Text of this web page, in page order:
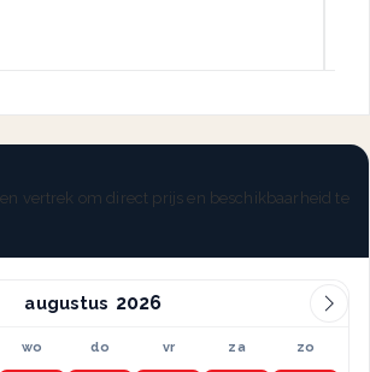
vertrek om direct prijs en beschikbaarheid te
augustus
wo do vr za zo